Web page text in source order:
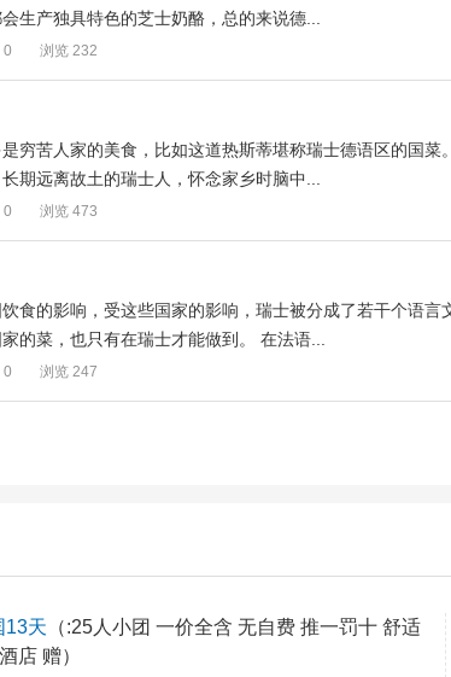
生产独具特色的芝士奶酪，总的来说德...
0 浏览 232
穷苦人家的美食，比如这道热斯蒂堪称瑞士德语区的国菜
期远离故土的瑞士人，怀念家乡时脑中...
0 浏览 473
食的影响，受这些国家的影响，瑞士被分成了若干个语言
的菜，也只有在瑞士才能做到。 在法语...
0 浏览 247
13天 （:25人小团 一价全含 无自费 推一罚十 舒适
酒店 安享入住 全程四星级酒店 赠）